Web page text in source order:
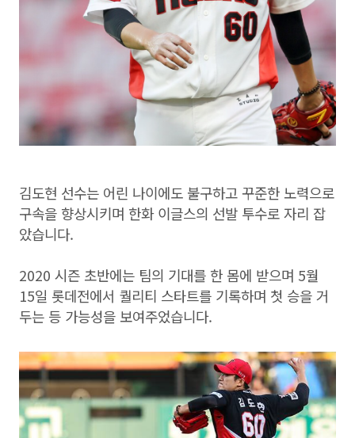
김도현 선수는 어린 나이에도 불구하고 꾸준한 노력으로
구속을 향상시키며 한화 이글스의 선발 투수로 자리 잡
았습니다.
2020 시즌 초반에는 팀의 기대를 한 몸에 받으며 5월
15일 롯데전에서 퀄리티 스타트를 기록하며 첫 승을 거
두는 등 가능성을 보여주었습니다.